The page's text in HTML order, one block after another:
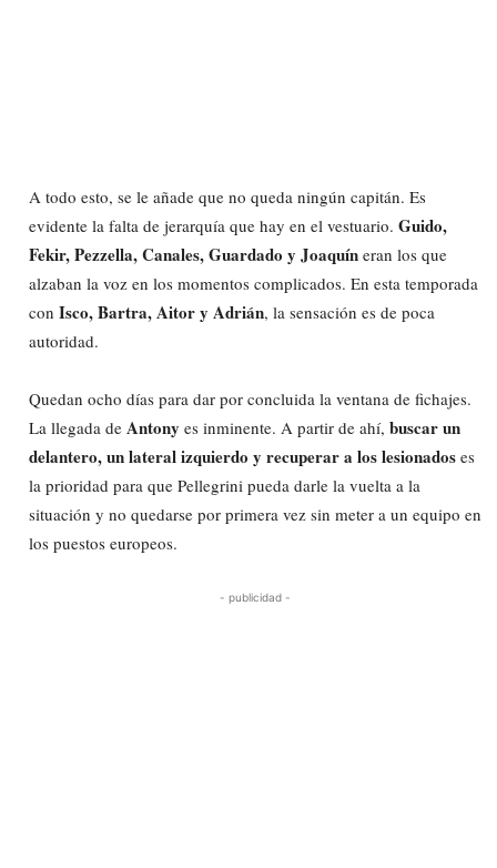
A todo esto, se le añade que no queda ningún capitán. Es
evidente la falta de jerarquía que hay en el vestuario. Guido,
Fekir, Pezzella, Canales, Guardado y Joaquín eran los que
alzaban la voz en los momentos complicados. En esta temporada
con Isco, Bartra, Aitor y Adrián, la sensación es de poca
autoridad.
Quedan ocho días para dar por concluida la ventana de fichajes.
La llegada de Antony es inminente. A partir de ahí, buscar un
delantero, un lateral izquierdo y recuperar a los lesionados es
la prioridad para que Pellegrini pueda darle la vuelta a la
situación y no quedarse por primera vez sin meter a un equipo en
los puestos europeos.
- publicidad -